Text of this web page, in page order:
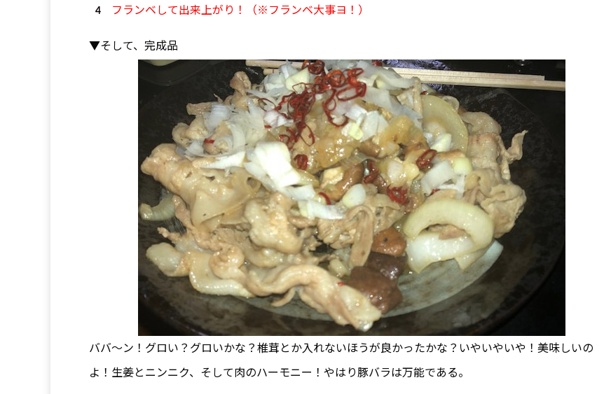
フランベして出来上がり！（※フランベ大事ヨ！）
▼そして、完成品
ババ～ン！グロい？グロいかな？椎茸とか入れないほうが良かったかな？いやいやいや！美味しいの
よ！生姜とニンニク、そして肉のハーモニー！やはり豚バラは万能である。